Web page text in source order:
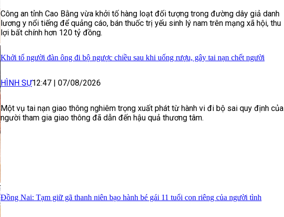
Công an tỉnh Cao Bằng vừa khởi tố hàng loạt đối tượng trong đường dây giả danh
lương y nổi tiếng để quảng cáo, bán thuốc trị yếu sinh lý nam trên mạng xã hội, thu
lợi bất chính hơn 120 tỷ đồng.
Khởi tố người đàn ông đi bộ ngược chiều sau khi uống rượu, gây tai nạn chết người
HÌNH SỰ12:47 07/08/2026
Một vụ tai nạn giao thông nghiêm trọng xuất phát từ hành vi đi bộ sai quy định của
người tham gia giao thông đã dẫn đến hậu quả thương tâm.
Đồng Nai: Tạm giữ gã thanh niên bạo hành bé gái 11 tuổi con riêng của người tình